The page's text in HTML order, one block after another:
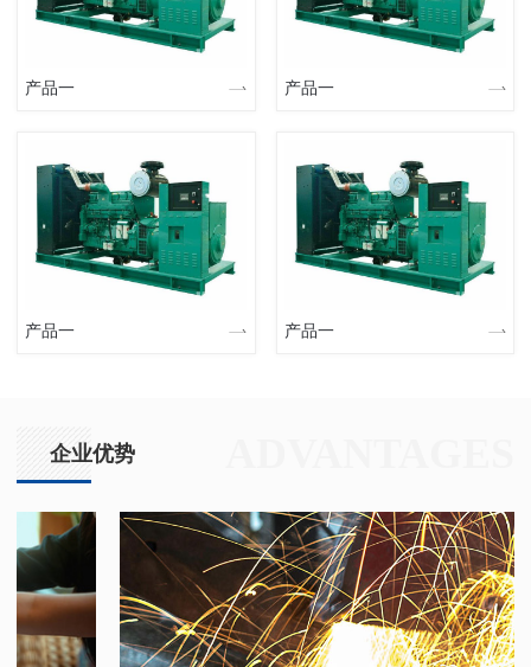
产品一 产品一
产品一 产品一
企业优势